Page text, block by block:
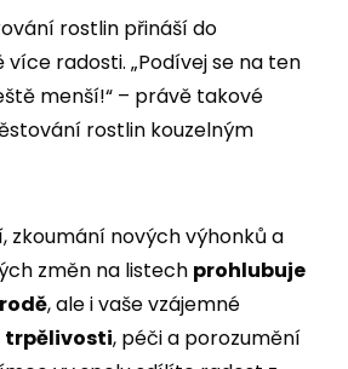
rostlin přináší do
radosti. „Podívej se na ten
menší!“ – právě takové
rostlin kouzelným
zkoumání nových výhonků a
změn na listech prohlubuje
, ale i vaše vzájemné
trpělivosti, péči a porozumění